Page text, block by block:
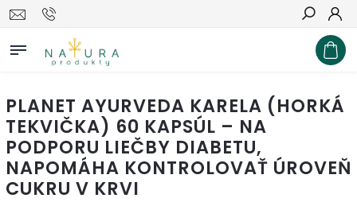
Hľadať
PLANET AYURVEDA KARELA (HORKÁ
TEKVIČKA) 60 KAPSÚL – NA
PODPORU LIEČBY DIABETU,
NAPOMÁHA KONTROLOVAŤ ÚROVEŇ
CUKRU V KRVI